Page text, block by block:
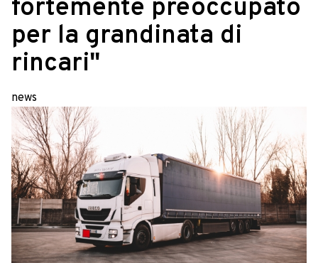
fortemente preoccupato
per la grandinata di
rincari"
news